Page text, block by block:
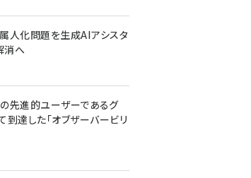
属人化問題を生成AIアシスタ
消へ
先進的ユーザーであるグ
到達した「オブザーバービリ